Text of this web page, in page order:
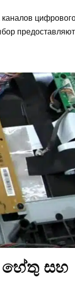
каналов
предоставляют
හේතු සහ